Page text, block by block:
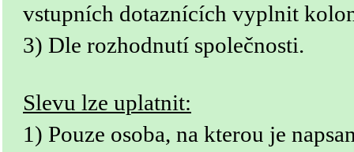
vstupních dotaznících vyplnit
3) Dle rozhodnutí společnosti.
Slevu lze uplatnit:
1) Pouze osoba, na kterou je